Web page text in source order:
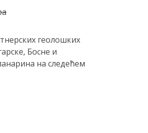
геолошких
Босне и
на следећем